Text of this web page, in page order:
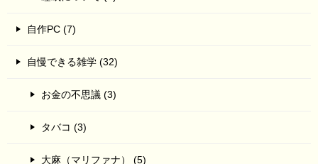
自作PC (7)
自慢できる雑学 (32)
お金の不思議 (3)
タバコ (3)
大麻（マリファナ） (5)